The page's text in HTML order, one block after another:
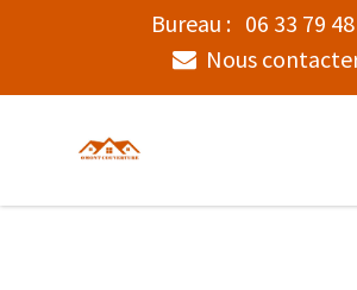
Bureau : 06 33 79
Nous